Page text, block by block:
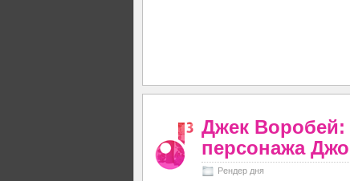
Джек Воробей:
персонажа
Рендер дня